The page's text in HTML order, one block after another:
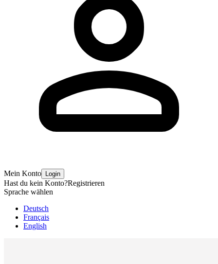
Mein Konto Login
Hast du kein Konto?Registrieren
Sprache wählen
Deutsch
Français
English